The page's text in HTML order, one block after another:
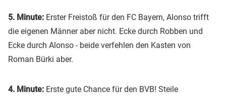
5. Minute: Erster Freistoß für den FC Bayern, Alonso trifft
die eigenen Männer aber nicht. Ecke durch Robben und
Ecke durch Alonso - beide verfehlen den Kasten von
Roman Bürki aber.
4. Minute: Erste gute Chance für den BVB! Steile